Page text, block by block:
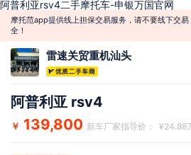
阿普利亚rsv4二手摩托车-申银万国官网
摩托范app提供线上担保交易服务，请不要线下交
全！
雷速关贸重机汕头
阿普利亚 rsv4
￥ 139,800 新车厂家指导价： ¥24.88